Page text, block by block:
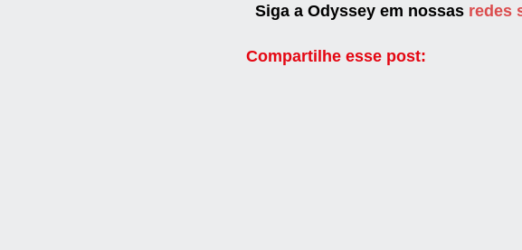
Siga a Odyssey em nossas redes
Compartilhe esse post: